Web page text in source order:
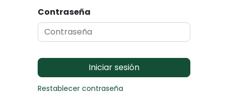
Contraseña
Iniciar sesión
Restablecer contraseña